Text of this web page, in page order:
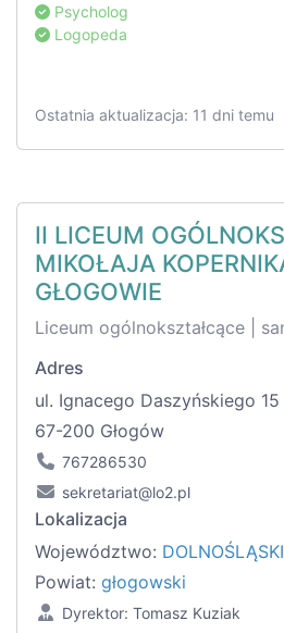
Psycholog
Logopeda
Ostatnia aktualizacja: 11 dni temu
II LICEUM
MIKOŁAJA
GŁOGOWIE
Liceum ogólnokształcące |
Adres
ul. Ignacego Daszyńskiego 15
67-200 Głogów
767286530
sekretariat@lo2.pl
Lokalizacja
Województwo:
Powiat: głogowski
Dyrektor: Tomasz Kuziak